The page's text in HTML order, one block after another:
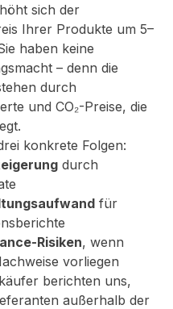
sich der
Ihrer Produkte um 5–
haben keine
– denn die
durch
und CO₂-Preise, die
konkrete Folgen:
durch
für
Risiken, wenn
vorliegen
berichten uns,
außerhalb der